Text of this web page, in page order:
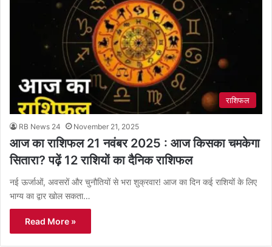
राशिफल
RB News 24 November 21, 2025
आज का राशिफल 21 नवंबर 2025 : आज किसका चमकेगा
सितारा? पढ़ें 12 राशियों का दैनिक राशिफल
नई ऊर्जाओं, अवसरों और चुनौतियों से भरा शुक्रवार! आज का दिन कई राशियों के लिए
भाग्य का द्वार खोल सकता…
Read More »